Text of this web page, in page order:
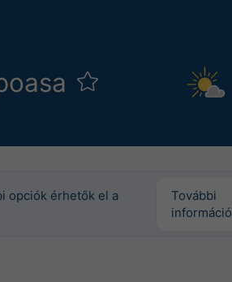
opciók érhetők el a
További
információ